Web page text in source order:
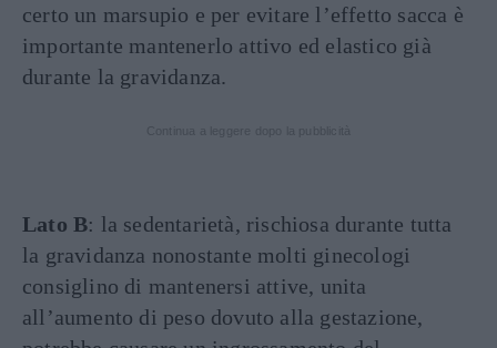
certo un marsupio e per evitare l’effetto sacca è
importante mantenerlo attivo ed elastico già
durante la gravidanza.
Lato B: la sedentarietà, rischiosa durante tutta
la gravidanza nonostante molti ginecologi
consiglino di mantenersi attive, unita
all’aumento di peso dovuto alla gestazione,